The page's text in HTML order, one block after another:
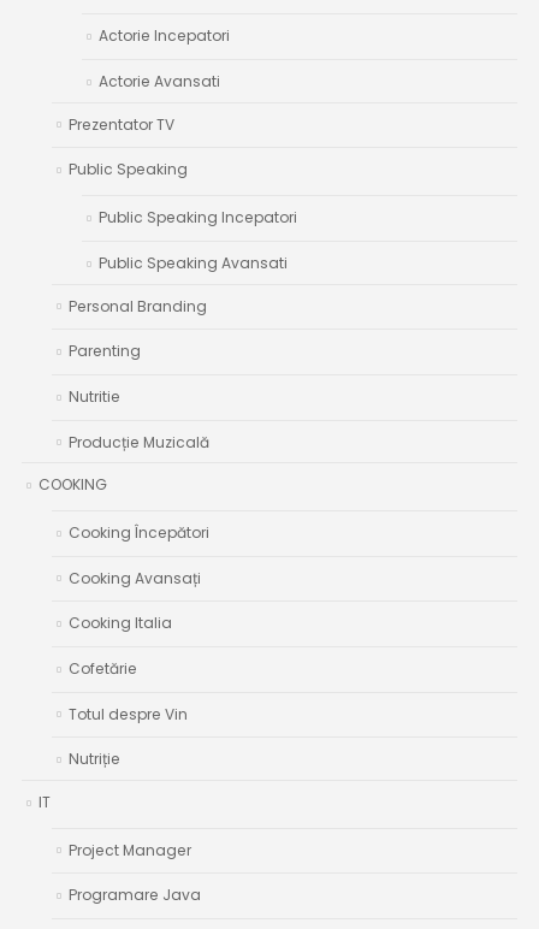
Actorie Incepatori
Actorie Avansati
Prezentator TV
Public Speaking
Public Speaking Incepatori
Public Speaking Avansati
Personal Branding
Parenting
Nutritie
Producție Muzicală
COOKING
Cooking Începători
Cooking Avansați
Cooking Italia
Cofetărie
Totul despre Vin
Nutriție
IT
Project Manager
Programare Java